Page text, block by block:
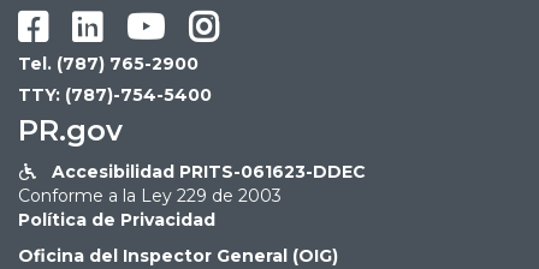

  
Tel. (787) 765-2900
TTY: (787)-754-5400
PR.gov

Accesibilidad PRITS-061623-DDEC
Conforme a la Ley 229 de 2003
Política de Privacidad
Oficina del Inspector General (OIG)